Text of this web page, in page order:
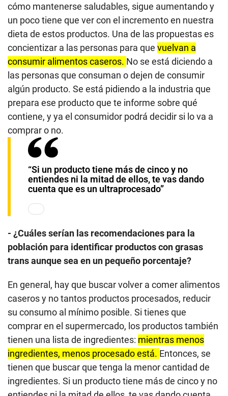
cómo mantenerse saludables, sigue aumentando y
un poco tiene que ver con el incremento en nuestra
dieta de estos productos. Una de las propuestas es
concientizar a las personas para que vuelvan a
consumir alimentos caseros. No se está diciendo a
las personas que consuman o dejen de consumir
algún producto. Se está pidiendo a la industria que
prepara ese producto que te informe sobre qué
contiene, y ya el consumidor podrá decidir si lo va a
comprar o no.
“Si un producto tiene más de cinco y no
entiendes ni la mitad de ellos, te vas dando
cuenta que es un ultraprocesado”
- ¿Cuáles serían las recomendaciones para la
población para identificar productos con grasas
trans aunque sea en un pequeño porcentaje?
En general, hay que buscar volver a comer alimentos
caseros y no tantos productos procesados, reducir
su consumo al mínimo posible. Si tienes que
comprar en el supermercado, los productos también
tienen una lista de ingredientes: mientras menos
ingredientes, menos procesado está. Entonces, se
tienen que buscar que tenga la menor cantidad de
ingredientes. Si un producto tiene más de cinco y no